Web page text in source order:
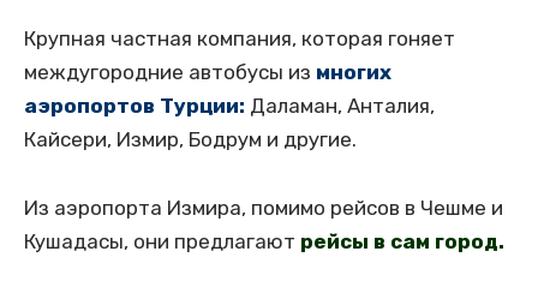
Крупная частная компания, которая гоняет
междугородние автобусы из многих
аэропортов Турции: Даламан, Анталия,
Кайсери, Измир, Бодрум и другие.
Из аэропорта Измира, помимо рейсов в Чешме и
Кушадасы, они предлагают рейсы в сам город.